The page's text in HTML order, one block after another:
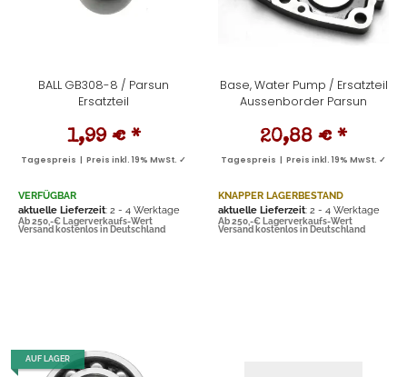
BALL GB308-8 / Parsun
Ersatzteil
1,99 € *
Tagespreis | Preis inkl. 19% MwSt. ✓
VERFÜGBAR
aktuelle Lieferzeit: 2 - 4 Werktage
Ab 250,-€ Lagerverkaufs-Wert
Versand kostenlos in Deutschland
Base, Water Pump / Ersatzteil
Aussenborder Parsun
20,88 € *
Tagespreis | Preis inkl. 19% MwSt. ✓
KNAPPER LAGERBESTAND
aktuelle Lieferzeit: 2 - 4 Werktage
Ab 250,-€ Lagerverkaufs-Wert
Versand kostenlos in Deutschland
AUF LAGER